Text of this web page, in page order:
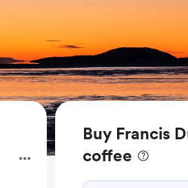
Buy Francis
coffee